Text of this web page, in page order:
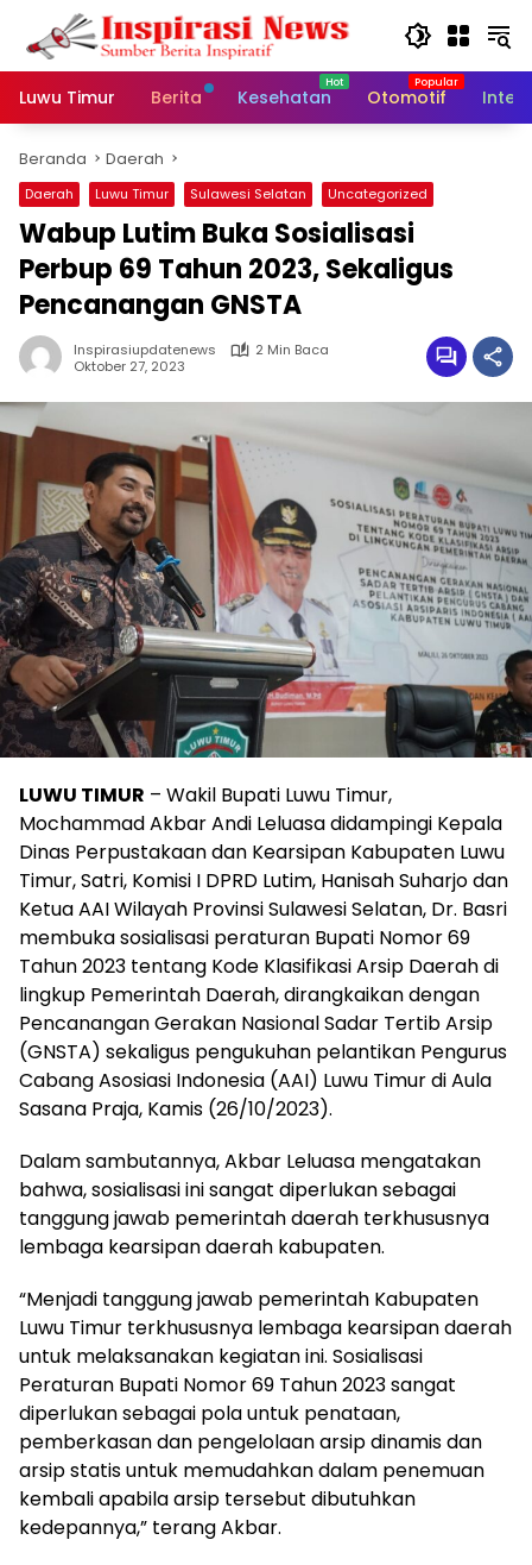
Langsung
konten
Luwu Timur
Berita Kesehatan Otomotif
Beranda Daerah
Daerah Luwu Timur Sulawesi Selatan Uncategorized
Wabup Lutim Buka Sosialisasi
Perbup 69 Tahun 2023, Sekaligus
Pencanangan GNSTA
Inspirasiupdatenews
2 Min Baca
Oktober 27, 2023
LUWU TIMUR – Wakil Bupati Luwu Timur,
Mochammad Akbar Andi Leluasa didampingi Kepala
Dinas Perpustakaan dan Kearsipan Kabupaten Luwu
Timur, Satri, Komisi I DPRD Lutim, Hanisah Suharjo dan
Ketua AAI Wilayah Provinsi Sulawesi Selatan, Dr. Basri
membuka sosialisasi peraturan Bupati Nomor 69
Tahun 2023 tentang Kode Klasifikasi Arsip Daerah di
lingkup Pemerintah Daerah, dirangkaikan dengan
Pencanangan Gerakan Nasional Sadar Tertib Arsip
(GNSTA) sekaligus pengukuhan pelantikan Pengurus
Cabang Asosiasi Indonesia (AAI) Luwu Timur di Aula
Sasana Praja, Kamis (26/10/2023).
Dalam sambutannya, Akbar Leluasa mengatakan
bahwa, sosialisasi ini sangat diperlukan sebagai
tanggung jawab pemerintah daerah terkhususnya
lembaga kearsipan daerah kabupaten.
“Menjadi tanggung jawab pemerintah Kabupaten
Luwu Timur terkhususnya lembaga kearsipan daerah
untuk melaksanakan kegiatan ini. Sosialisasi
Peraturan Bupati Nomor 69 Tahun 2023 sangat
diperlukan sebagai pola untuk penataan,
pemberkasan dan pengelolaan arsip dinamis dan
arsip statis untuk memudahkan dalam penemuan
kembali apabila arsip tersebut dibutuhkan
kedepannya,” terang Akbar.